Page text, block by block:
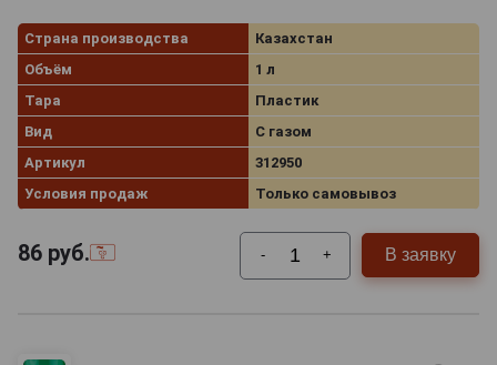
Страна производства
Казахстан
Объём
1 л
Тара
Пластик
Вид
С газом
Артикул
312950
Условия продаж
Только самовывоз
86 руб. - + В заявку